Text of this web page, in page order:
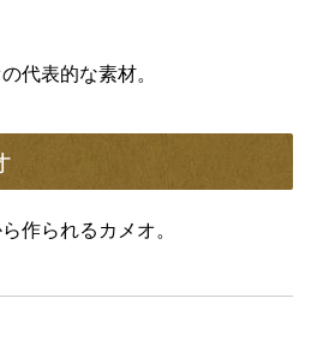
代表的な素材。
作られるカメオ。